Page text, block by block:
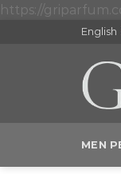
https://
English
MEN